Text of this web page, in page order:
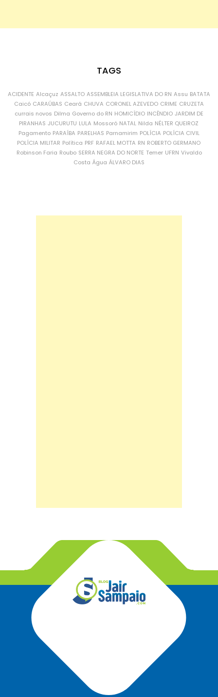
TAGS
ACIDENTE Alcaçuz ASSALTO ASSEMBLEIA LEGISLATIVA DO RN Assu BATATA
Caicó CARAÚBAS Ceará CHUVA CORONEL AZEVEDO CRIME CRUZETA
currais novos Dilma Governo do RN HOMICÍDIO INCÊNDIO JARDIM DE
PIRANHAS JUCURUTU LULA Mossoró NATAL Nilda NÉLTER QUEIROZ
Pagamento PARAÍBA PARELHAS Parnamirim POLÍCIA POLÍCIA CIVIL
POLÍCIA MILITAR Política PRF RAFAEL MOTTA RN ROBERTO GERMANO
Robinson Faria Roubo SERRA NEGRA DO NORTE Temer UFRN Vivaldo
Costa Água ÁLVARO DIAS